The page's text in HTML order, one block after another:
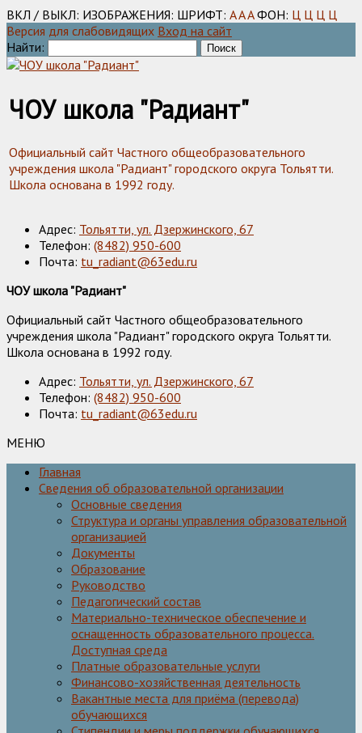
ВКЛ / ВЫКЛ: ИЗОБРАЖЕНИЯ: ШРИФТ: AAA ФОН: Ц Ц Ц Ц
Версия для слабовидящих Вход на сайт
Найти:
ЧОУ школа "Радиант"
Официальный сайт Частного общеобразовательного
учреждения школа "Радиант" городского округа Тольятти.
Школа основана в 1992 году.
Адрес: Тольятти, ул. Дзержинского, 67
Телефон: (8482) 950-600
Почта: tu_radiant@63edu.ru
ЧОУ школа "Радиант"
Официальный сайт Частного общеобразовательного
учреждения школа "Радиант" городского округа Тольятти.
Школа основана в 1992 году.
Адрес: Тольятти, ул. Дзержинского, 67
Телефон: (8482) 950-600
Почта: tu_radiant@63edu.ru
МЕНЮ
Главная
Сведения об образовательной организации
Основные сведения
Структура и органы управления образовательной
организацией
Документы
Образование
Руководство
Педагогический состав
Материально-техническое обеспечение и
оснащенность образовательного процесса.
Доступная среда
Платные образовательные услуги
Финансово-хозяйственная деятельность
Вакантные места для приёма (перевода)
обучающихся